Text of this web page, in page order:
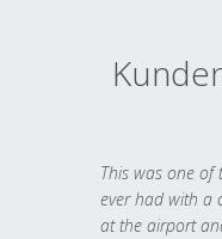
This was one of
ever had with a
at the airport